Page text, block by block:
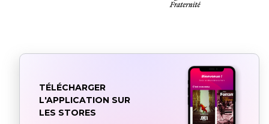
TÉLÉCHARGER
L'APPLICATION SUR
LES STORES